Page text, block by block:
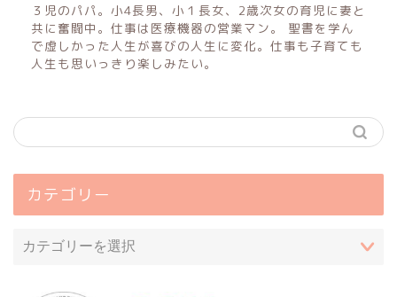
３児のパパ。小4長男、小１長女、2歳次女の育児に妻と
共に奮闘中。仕事は医療機器の営業マン。 聖書を学ん
で虚しかった人生が喜びの人生に変化。仕事も子育ても
人生も思いっきり楽しみたい。
カテゴリー